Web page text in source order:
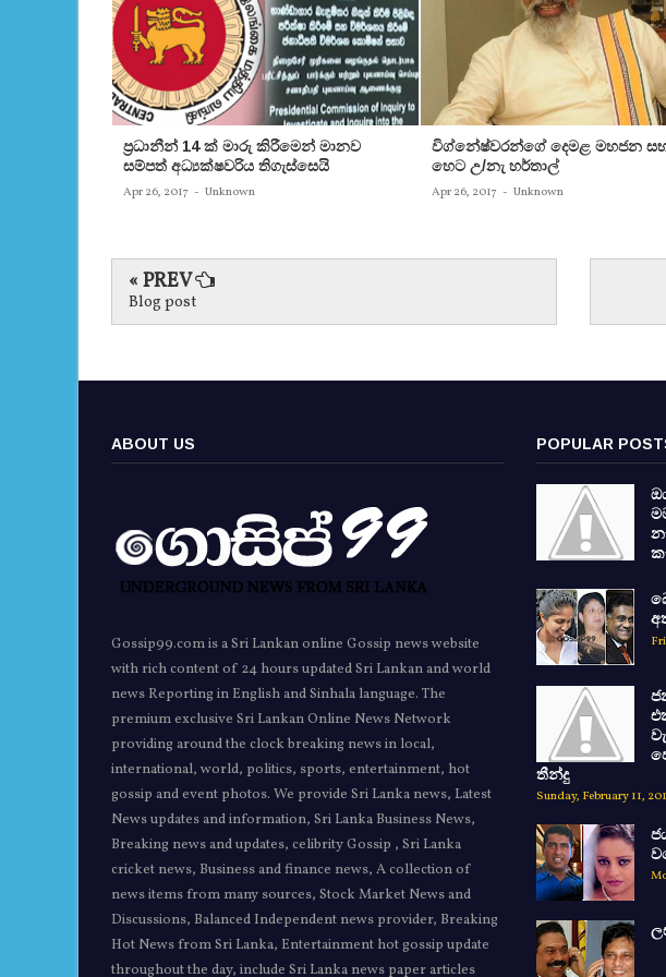
ප‍්‍රධානීන් 14 ක් මාරු කිරීමෙන් මානව
සම්පත් අධ්‍යක්ෂවරිය තිගැස්සෙයි
Apr 26, 2017 - Unknown
විග්නේෂ්වරන්ගේ දෙමළ මහජන
හෙට උ/නැ හර්තාල්
Apr 26, 2017 - Unknown
« PREV
Blog post
ABOUT US
Gossip99.com is a Sri Lankan online Gossip news website
with rich content of 24 hours updated Sri Lankan and world
news Reporting in English and Sinhala language. The
premium exclusive Sri Lankan Online News Network
providing around the clock breaking news in local,
international, world, politics, sports, entertainment, hot
gossip and event photos. We provide Sri Lanka news, Latest
News updates and information, Sri Lanka Business News,
Breaking news and updates, celibrity Gossip , Sri Lanka
cricket news, Business and finance news, A collection of
news items from many sources, Stock Market News and
Discussions, Balanced Independent news provider, Breaking
Hot News from Sri Lanka, Entertainment hot gossip update
throughout the day, include Sri Lanka news paper articles
POPULAR
තීන්දු
Sunday, February 11,